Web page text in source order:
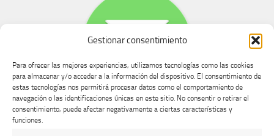
Gestionar consentimiento
Para ofrecer las mejores experiencias, utilizamos tecnologías como las cookies
para almacenar y/o acceder a la información del dispositivo. El consentimiento de
estas tecnologías nos permitirá procesar datos como el comportamiento de
navegación o las identificaciones únicas en este sitio. No consentir o retirar el
consentimiento, puede afectar negativamente a ciertas características y
funciones.
Buzón de dudas, quejas y sugerencias